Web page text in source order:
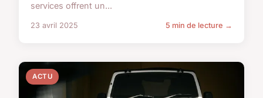
services offrent un...
23 avril 2025 5 min de lecture →
ACTU